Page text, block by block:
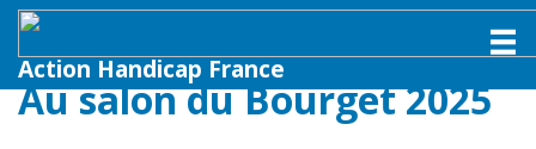
Action Handicap France
Au salon du Bourget 2025